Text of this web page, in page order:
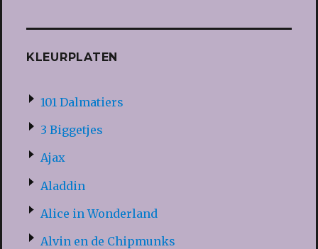
KLEURPLATEN
101 Dalmatiers
3 Biggetjes
Ajax
Aladdin
Alice in Wonderland
Alvin en de Chipmunks